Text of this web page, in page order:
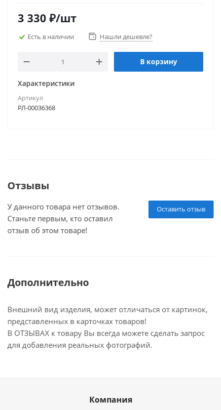
3 330 ₽/шт
Есть в наличии Нашли дешевле?
В корзину
Характеристики
Артикул
РЛ-00036368
Отзывы
Оставить отзыв
У данного товара нет отзывов.
Станьте первым, кто оставил
отзыв об этом товаре!
Дополнительно
Внешний вид изделия, может отличаться от картинок,
представленных в карточках товаров!
В ОТЗЫВАХ к товару Вы всегда можете сделать запрос
для добавления реальных фотографий.
Компания